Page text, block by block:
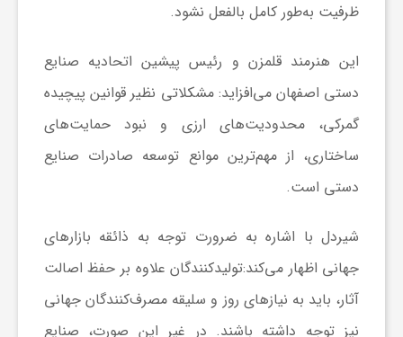
ظرفیت به‌طور کامل بالفعل نشود.
این هنرمند قلمزن و رئیس پیشین اتحادیه صنایع
دستی اصفهان می‌افزاید: مشکلاتی نظیر قوانین پیچیده
گمرکی، محدودیت‌های ارزی و نبود حمایت‌های
ساختاری، از مهم‌ترین موانع توسعه صادرات صنایع
دستی است.
شیردل با اشاره به ضرورت توجه به ذائقه بازارهای
جهانی اظهار می‌کند:تولیدکنندگان علاوه بر حفظ اصالت
آثار، باید به نیازهای روز و سلیقه مصرف‌کنندگان جهانی
نیز توجه داشته باشند. در غیر این صورت، صنایع